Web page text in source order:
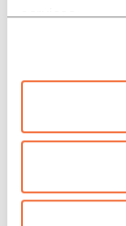
services.